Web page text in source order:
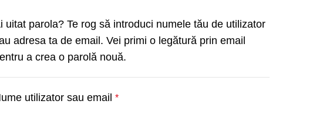
uitat parola? Te rog să introduci numele tău de utilizator
adresa ta de email. Vei primi o legătură prin email
a crea o parolă nouă.
utilizator sau email *